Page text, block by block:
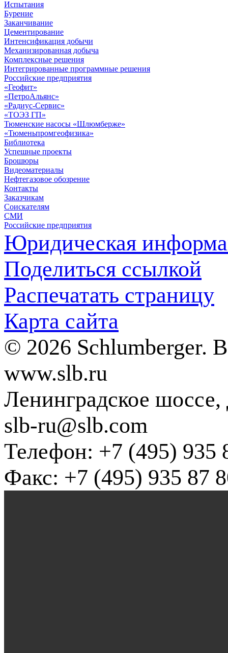
Испытания
Бурение
Заканчивание
Цементирование
Интенсификация добычи
Механизированная добыча
Комплексные решения
Интегрированные программные решения
Российские предприятия
«Геофит»
«ПетроАльянс»
«Радиус-Сервис»
«ТОЭЗ ГП»
Тюменские насосы «Шлюмберже»
«Тюменьпромгеофизика»
Библиотека
Успешные проекты
Брошюры
Видеоматериалы
Нефтегазовое обозрение
Контакты
Заказчикам
Соискателям
СМИ
Российские предприятия
Юридическая
Поделиться ссылкой
Распечатать страницу
Карта сайта
© 2026 Schlumberger.
www.slb.ru
Ленинградское
slb-ru@slb.com
Телефон: +7 (495) 935
Факс: +7 (495) 935 87